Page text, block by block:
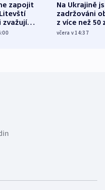
zapojit
zvažují
o
Na Ukrajině
zadržováni
z více než 50
Bojovali na
včera v 14:37